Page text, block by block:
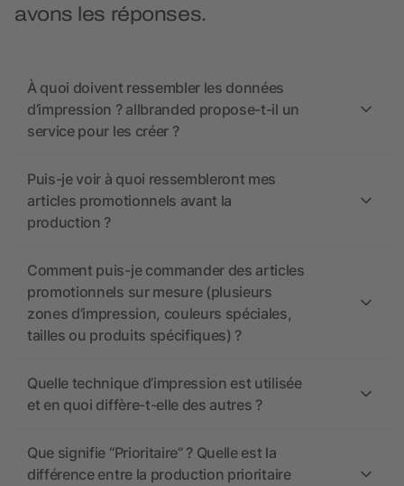
avons les réponses.
À quoi doivent ressembler les données
d’impression ? allbranded propose-t-il un
service pour les créer ?
Puis-je voir à quoi ressembleront mes
articles promotionnels avant la
production ?
Comment puis-je commander des articles
promotionnels sur mesure (plusieurs
zones d’impression, couleurs spéciales,
tailles ou produits spécifiques) ?
Quelle technique d’impression est utilisée
et en quoi diffère-t-elle des autres ?
Que signifie “Prioritaire” ? Quelle est la
différence entre la production prioritaire